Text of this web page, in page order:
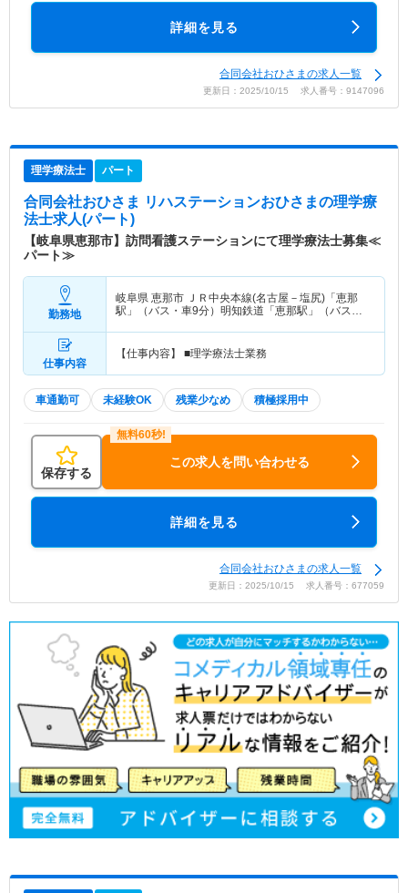
詳細を見る
合同会社おひさまの求人一覧
更新日：2025/10/15 求人番号：9147096
理学療法士 パート
合同会社おひさま リハステーションおひさまの理学療
法士求人(パート)
【岐阜県恵那市】訪問看護ステーションにて理学療法士募集≪
パート≫
勤務地
岐阜県 恵那市 ＪＲ中央本線(名古屋－塩尻)「恵那
駅」（バス・車9分）明知鉄道「恵那駅」（バス・
仕事内容
【仕事内容】 ■理学療法士業務
車通勤可 未経験OK 残業少なめ 積極採用中
保存する
この求人を問い合わせる
詳細を見る
合同会社おひさまの求人一覧
更新日：2025/10/15 求人番号：677059